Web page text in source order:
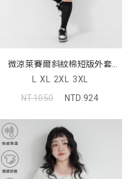
微涼萊賽爾斜紋棉短版外套
MUA
L XL 2XL 3XL
NT.1050
NTD.924